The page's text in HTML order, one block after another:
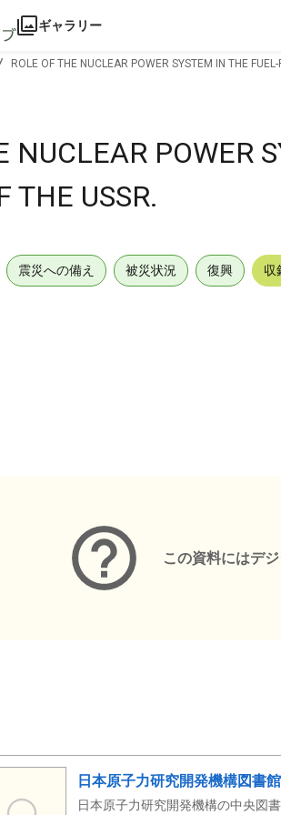
ギャラリー
ROLE OF THE NUCLEAR POWER SYSTEM IN THE
NUCLEAR POWER
THE USSR.
震災への備え 被災状況 復興 収
この資料にはデ
日本原子力研究開発機構図書
日本原子力研究開発機構の中央図